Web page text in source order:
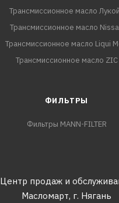
Трансмиссионное масло
Трансмиссионное масло
Трансмиссионное масло Liqui
Трансмиссионное масло ZIC
ФИЛЬТРЫ
Фильтры MANN-FILTER
Центр продаж и
Масломарт, г. Нягань